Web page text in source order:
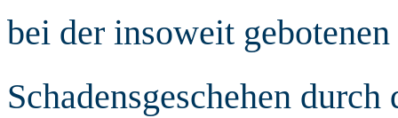
bei der insoweit
Schadensgeschehen